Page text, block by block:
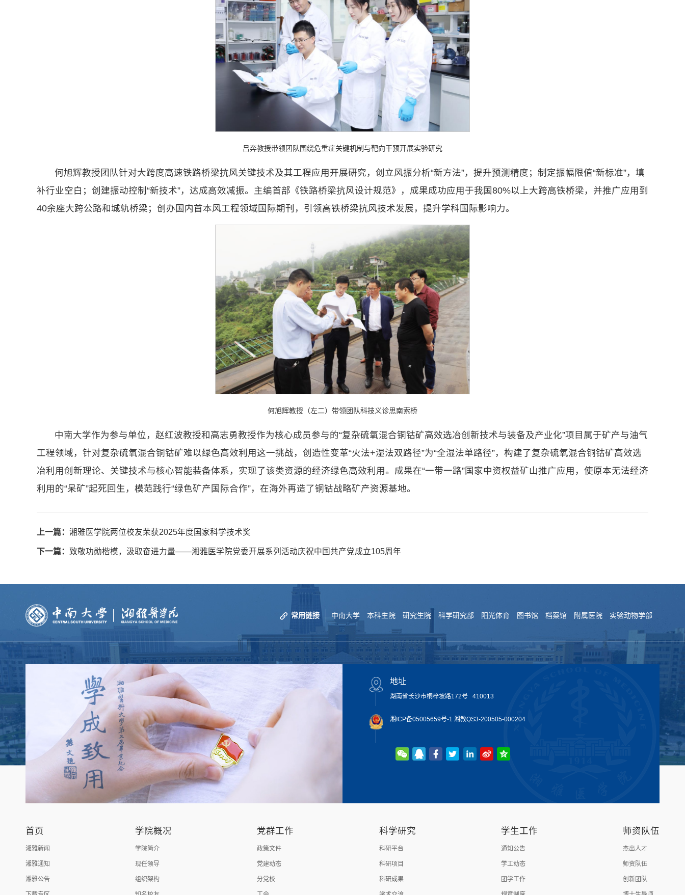
吕奔教授带领团队围绕危重症关键机制与靶向干预开展实验研究
何旭辉教授团队针对大跨度高速铁路桥梁抗风关键技术及其工程应用开展研究，创立风振分析“新方法”，提升预测精度；制定振幅限值“新标准”，填
补行业空白；创建振动控制“新技术”，达成高效减振。主编首部《铁路桥梁抗风设计规范》，成果成功应用于我国80%以上大跨高铁桥梁，并推广应用到
40余座大跨公路和城轨桥梁；创办国内首本风工程领域国际期刊，引领高铁桥梁抗风技术发展，提升学科国际影响力。
何旭辉教授（左二）带领团队科技义诊思南索桥
中南大学作为参与单位，赵红波教授和高志勇教授作为核心成员参与的“复杂硫氧混合铜钴矿高效选冶创新技术与装备及产业化”项目属于矿产与油气
工程领域，针对复杂硫氧混合铜钴矿难以绿色高效利用这一挑战，创造性变革“火法+湿法双路径”为“全湿法单路径”，构建了复杂硫氧混合铜钴矿高效选
冶利用创新理论、关键技术与核心智能装备体系，实现了该类资源的经济绿色高效利用。成果在“一带一路”国家中资权益矿山推广应用，使原本无法经济
利用的“呆矿”起死回生，模范践行“绿色矿产国际合作”，在海外再造了铜钴战略矿产资源基地。
上一篇： 湘雅医学院两位校友荣获2025年度国家科学技术奖
下一篇： 致敬功勋楷模，汲取奋进力量——湘雅医学院党委开展系列活动庆祝中国共产党成立105周年
常用链接 中南大学 本科生院 研究生院 科学研究部 阳光体育 图书馆 档案馆 附属医院 实验动物学部
地址
湖南省长沙市桐梓坡路172号 410013
湘ICP备05005659号-1 湘教QS3-200505-000204
首页
湘雅新闻
湘雅通知
湘雅公告
学院概况
学院简介
现任领导
组织架构
党群工作
政策文件
党建动态
分党校
科学研究
科研平台
科研项目
科研成果
学生工作
通知公告
学工动态
团学工作
师资队伍
杰出人才
师资队伍
创新团队